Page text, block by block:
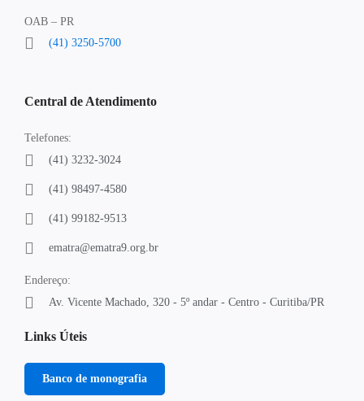
OAB – PR
(41) 3250-5700
Central de Atendimento
Telefones:
(41) 3232-3024
(41) 98497-4580
(41) 99182-9513
ematra@ematra9.org.br
Endereço:
Av. Vicente Machado, 320 - 5º andar - Centro - Curitiba/PR
Links Úteis
Banco de monografia